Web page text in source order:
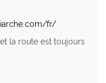
fr/
la route est toujours